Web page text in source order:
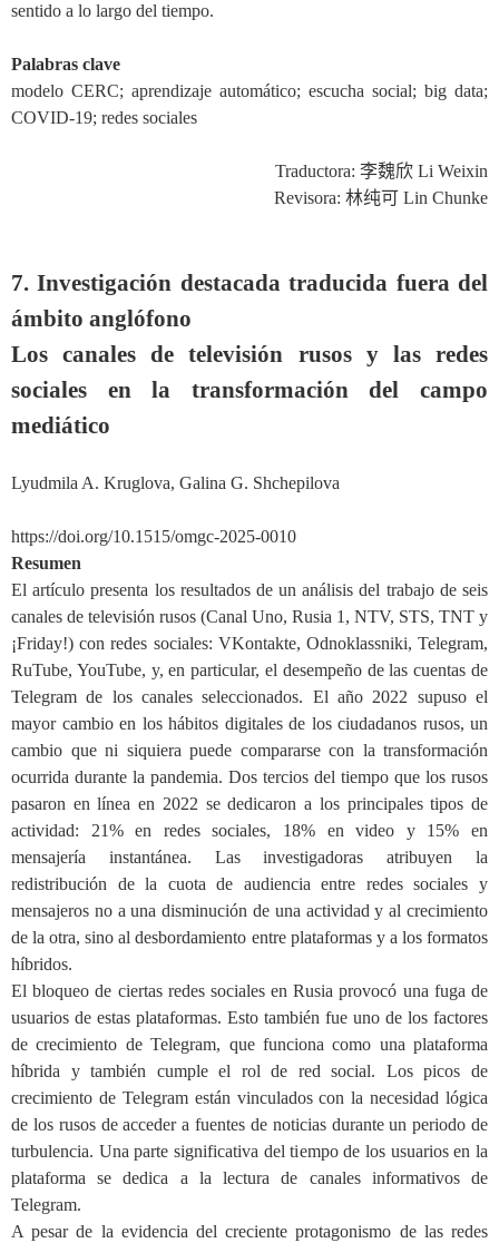
sentido a lo largo del tiempo.
Palabras clave
modelo CERC; aprendizaje automático; escucha social; big data;
COVID-19; redes sociales
Traductora: 李魏欣 Li Weixin
Revisora: 林纯可 Lin Chunke
7. Investigación destacada traducida fuera del
ámbito anglófono
Los canales de televisión rusos y las redes
sociales en la transformación del campo
mediático
Lyudmila A. Kruglova, Galina G. Shchepilova
https://doi.org/10.1515/omgc-2025-0010
Resumen
El artículo presenta los resultados de un análisis del trabajo de seis
canales de televisión rusos (Canal Uno, Rusia 1, NTV, STS, TNT y
¡Friday!) con redes sociales: VKontakte, Odnoklassniki, Telegram,
RuTube, YouTube, y, en particular, el desempeño de las cuentas de
Telegram de los canales seleccionados. El año 2022 supuso el
mayor cambio en los hábitos digitales de los ciudadanos rusos, un
cambio que ni siquiera puede compararse con la transformación
ocurrida durante la pandemia. Dos tercios del tiempo que los rusos
pasaron en línea en 2022 se dedicaron a los principales tipos de
actividad: 21% en redes sociales, 18% en video y 15% en
mensajería instantánea. Las investigadoras atribuyen la
redistribución de la cuota de audiencia entre redes sociales y
mensajeros no a una disminución de una actividad y al crecimiento
de la otra, sino al desbordamiento entre plataformas y a los formatos
híbridos.
El bloqueo de ciertas redes sociales en Rusia provocó una fuga de
usuarios de estas plataformas. Esto también fue uno de los factores
de crecimiento de Telegram, que funciona como una plataforma
híbrida y también cumple el rol de red social. Los picos de
crecimiento de Telegram están vinculados con la necesidad lógica
de los rusos de acceder a fuentes de noticias durante un periodo de
turbulencia. Una parte significativa del tiempo de los usuarios en la
plataforma se dedica a la lectura de canales informativos de
Telegram.
A pesar de la evidencia del creciente protagonismo de las redes